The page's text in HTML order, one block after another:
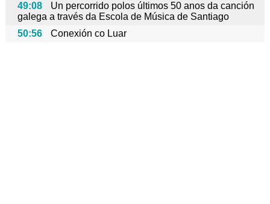
49:08
Un percorrido polos últimos 50 anos da canción
galega a través da Escola de Música de Santiago
50:56
Conexión co Luar